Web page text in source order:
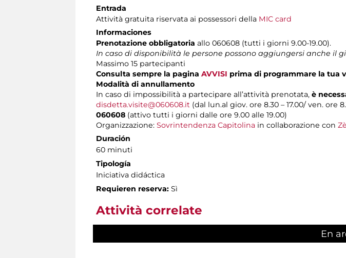
Entrada
Attività gratuita riservata ai possessori della MIC card
Informaciones
Prenotazione obbligatoria allo 060608 (tutti i giorni 9.00-19.00).
In caso di disponibilità le persone possono aggiungersi anche il
Massimo 15 partecipanti
Consulta sempre la pagina AVVISI prima di programmare la tua
Modalità di annullamento
In caso di impossibilità a partecipare all’attività prenotata, è
disdetta.visite@060608.it (dal lun.al giov. ore 8.30 – 17.00/ ven. ore
060608 (attivo tutti i giorni dalle ore 9.00 alle 19.00)
Organizzazione: Sovrintendenza Capitolina in collaborazione con
Duración
60 minuti
Tipología
Iniciativa didáctica
Requieren reserva: Sì
Attività correlate
En